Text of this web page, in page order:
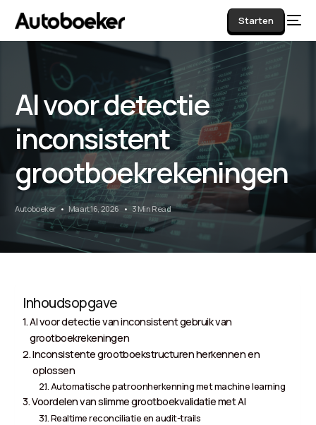
Starten
AI voor detectie
inconsistent
grootboekrekeningen
Autoboeker Maart 16, 2026 3 Min Read
Inhoudsopgave
AI voor detectie van inconsistent gebruik van
grootboekrekeningen
Inconsistente grootboekstructuren herkennen en
oplossen
Automatische patroonherkenning met machine learning
Voordelen van slimme grootboekvalidatie met AI
Realtime reconciliatie en audit-trails
AI